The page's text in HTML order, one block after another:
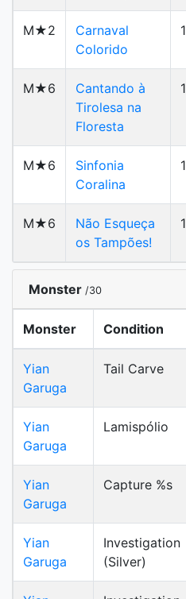
M★2
Carnaval
Colorido
1
M★6
Cantando à
Tirolesa na
Floresta
1
M★6
Sinfonia
Coralina
1
M★6
Não Esqueça
os Tampões!
1
Monster /30
Monster Condition
Yian
Garuga
Tail Carve
Yian
Garuga
Lamispólio
Yian
Garuga
Capture %s
Yian
Garuga
Investigation
(Silver)